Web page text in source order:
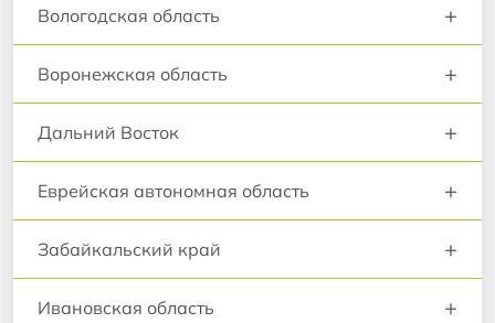
Вологодская область +
Воронежская область +
Дальний Восток +
Еврейская автономная область +
Забайкальский край +
Ивановская область +